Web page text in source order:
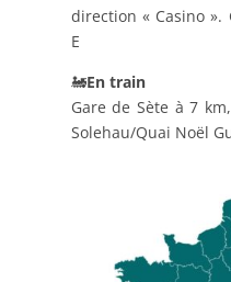
direction « Casino ».
E
🚂En train
Gare de Sète à 7
Solehau/Quai Noël